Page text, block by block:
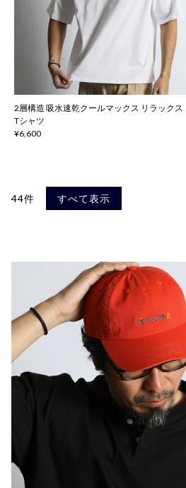
2層構造 吸水速乾クールマックス リラックス
Tシャツ
¥6,600
44件 すべて表示